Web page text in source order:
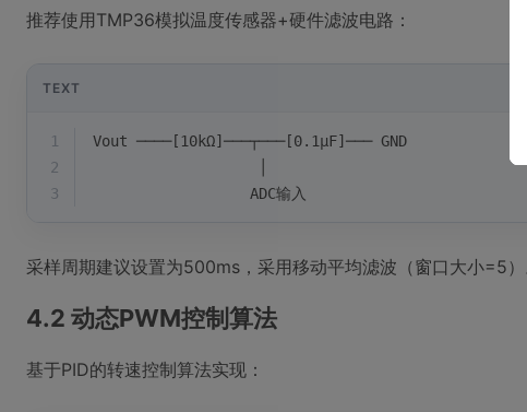
推荐使用TMP36模拟温度传感器+硬件滤波电路：
TEXT
1
Vout ────[10kΩ]───┬───[0.1μF]─── GND
2
3
                  ADC输入
采样周期建议设置为500ms，采用移动平均滤波（窗口大小=5）
4.2 动态PWM控制算法
基于PID的转速控制算法实现：